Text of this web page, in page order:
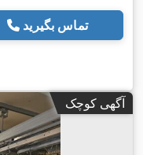
تماس بگیرید
آگهی کوچک